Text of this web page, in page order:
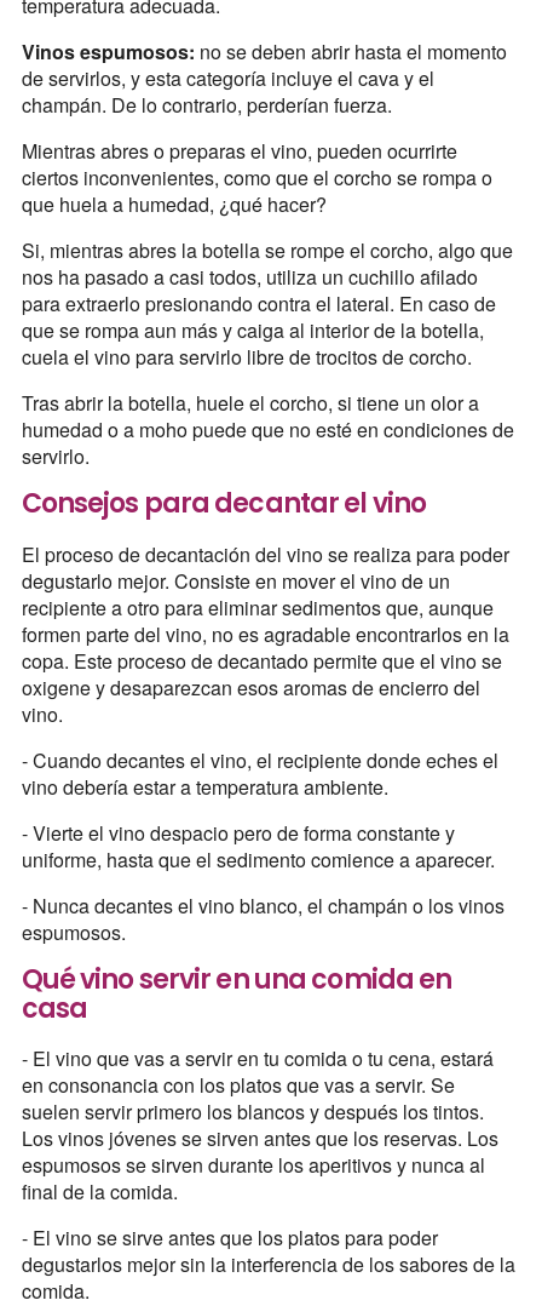
temperatura adecuada.
Vinos espumosos: no se deben abrir hasta el momento
de servirlos, y esta categoría incluye el cava y el
champán. De lo contrario, perderían fuerza.
Mientras abres o preparas el vino, pueden ocurrirte
ciertos inconvenientes, como que el corcho se rompa o
que huela a humedad, ¿qué hacer?
Si, mientras abres la botella se rompe el corcho, algo que
nos ha pasado a casi todos, utiliza un cuchillo afilado
para extraerlo presionando contra el lateral. En caso de
que se rompa aun más y caiga al interior de la botella,
cuela el vino para servirlo libre de trocitos de corcho.
Tras abrir la botella, huele el corcho, si tiene un olor a
humedad o a moho puede que no esté en condiciones de
servirlo.
Consejos para decantar el vino
El proceso de decantación del vino se realiza para poder
degustarlo mejor. Consiste en mover el vino de un
recipiente a otro para eliminar sedimentos que, aunque
formen parte del vino, no es agradable encontrarlos en la
copa. Este proceso de decantado permite que el vino se
oxigene y desaparezcan esos aromas de encierro del
vino.
- Cuando decantes el vino, el recipiente donde eches el
vino debería estar a temperatura ambiente.
- Vierte el vino despacio pero de forma constante y
uniforme, hasta que el sedimento comience a aparecer.
- Nunca decantes el vino blanco, el champán o los vinos
espumosos.
Qué vino servir en una comida en
casa
- El vino que vas a servir en tu comida o tu cena, estará
en consonancia con los platos que vas a servir. Se
suelen servir primero los blancos y después los tintos.
Los vinos jóvenes se sirven antes que los reservas. Los
espumosos se sirven durante los aperitivos y nunca al
final de la comida.
- El vino se sirve antes que los platos para poder
degustarlos mejor sin la interferencia de los sabores de la
comida.